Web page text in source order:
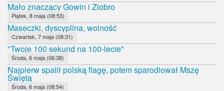
Mało znaczący Gowin i Ziobro
Piątek, 8 maja (08:53)
Maseczki, dyscyplina, wolność
Czwartek, 7 maja (08:31)
"Twoje 100 sekund na 100-lecie"
Środa, 6 maja (06:38)
Najpierw spalił polską flagę, potem sparodiował Mszę
Świętą
Środa, 6 maja (08:54)